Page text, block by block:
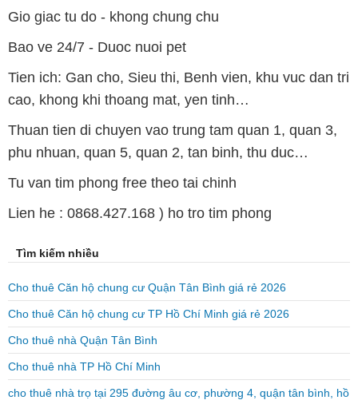
Gio giac tu do - khong chung chu
Bao ve 24/7 - Duoc nuoi pet
Tien ich: Gan cho, Sieu thi, Benh vien, khu vuc dan tri
cao, khong khi thoang mat, yen tinh…
Thuan tien di chuyen vao trung tam quan 1, quan 3,
phu nhuan, quan 5, quan 2, tan binh, thu duc…
Tu van tim phong free theo tai chinh
Lien he : 0868.427.168 ) ho tro tim phong
Tìm kiếm nhiều
Cho thuê Căn hộ chung cư Quận Tân Bình giá rẻ 2026
Cho thuê Căn hộ chung cư TP Hồ Chí Minh giá rẻ 2026
Cho thuê nhà Quận Tân Bình
Cho thuê nhà TP Hồ Chí Minh
cho thuê nhà trọ tại 295 đường âu cơ, phường 4, quận tân bình, hồ